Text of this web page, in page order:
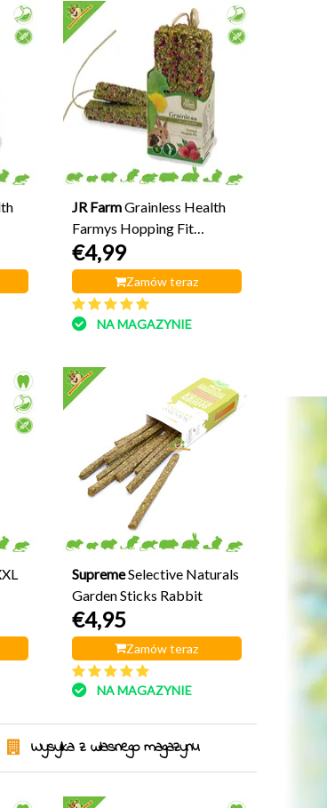
JR FarmGrainless Health
Farmys Hopping Fit
Raspberry
€4,99
Zamów teraz
NA MAGAZYNIE
SupremeSelective Naturals
Garden Sticks Rabbit
€4,95
Zamów teraz
NA MAGAZYNIE
Wysyłka z własnego magazynu